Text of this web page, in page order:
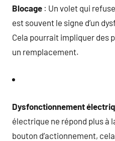
Blocage : Un volet qui
est souvent le signe d’un
Cela pourrait impliquer des
un remplacement.
Dysfonctionnement
électrique ne répond plus à
bouton d’actionnement,